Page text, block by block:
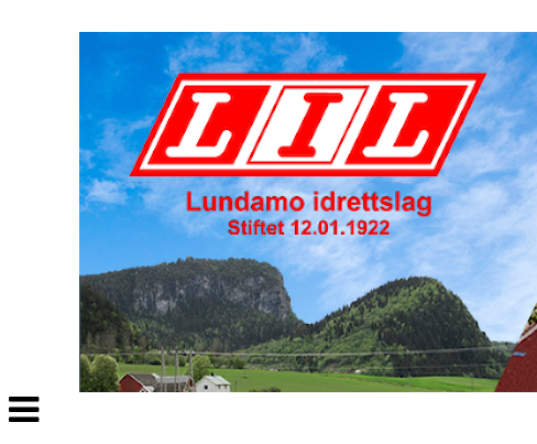
Veksle
navigasjon